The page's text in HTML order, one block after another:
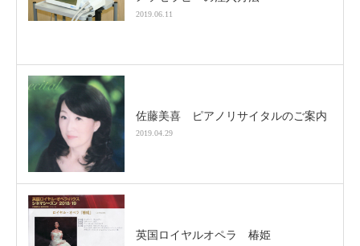
2019.06.11
佐藤美喜 ピアノリサイタルのご案内
2019.04.29
英国ロイヤルオペラ 椿姫